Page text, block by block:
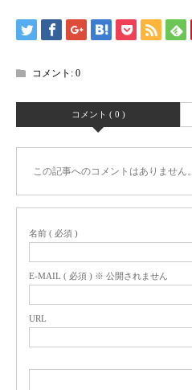
コメント: 0
コメント ( 0 )
この記事へのコメントはありません。
名前 ( 必須 )
E-MAIL ( 必須 ) ※ 公開されません
URL